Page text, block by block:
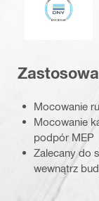
Mocowanie
Mocowanie
podpór MEP
Zalecany do
wewnątrz